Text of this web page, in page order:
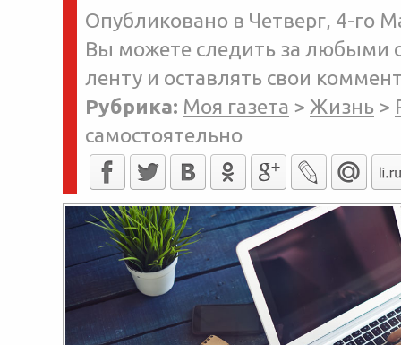
Опубликовано в Четверг, 4-го
Вы можете следить за любыми
ленту и оставлять свои
Рубрика: Моя газета > Жизнь >
самостоятельно